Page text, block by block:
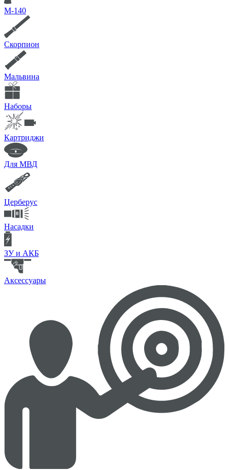
М-140
Скорпион
Мальвина
Наборы
Картриджи
Для МВД
Церберус
Насадки
ЗУ и АКБ
Аксессуары